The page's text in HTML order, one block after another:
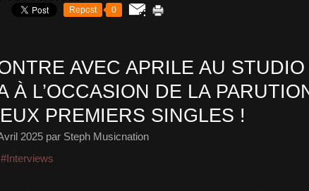
Repost 0
AVEC APRILE AU
À L’OCCASION DE LA
PREMIERS SINGLES !
2025 par Steph Musicnation
#Interviews